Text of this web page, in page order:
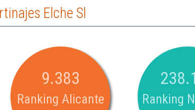
Elche Sl
9.383
Ranking Alicante Ranking